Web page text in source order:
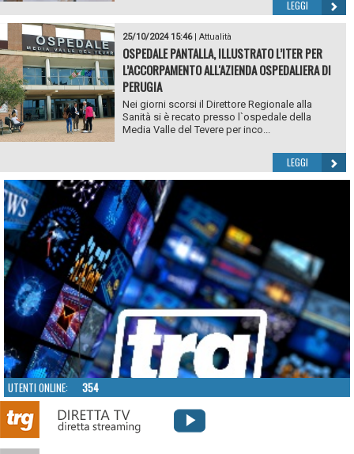
LEGGI
25/10/2024 15:46| Attualità
OSPEDALE PANTALLA, ILLUSTRATO L’ITER PER
L’ACCORPAMENTO ALL'AZIENDA OSPEDALIERA DI
PERUGIA
Nei giorni scorsi il Direttore Regionale alla
Sanità si è recato presso l`ospedale della
Media Valle del Tevere per inco...
LEGGI
UTENTI ONLINE: 354